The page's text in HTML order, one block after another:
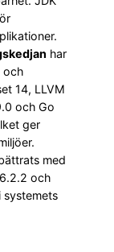
har
och
14, LLVM
och Go
ger
med
och
systemets